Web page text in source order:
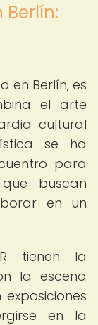
Berlín:
en Berlín, es
el arte
cultural
se ha
para
buscan
en un
tienen la
la escena
en la